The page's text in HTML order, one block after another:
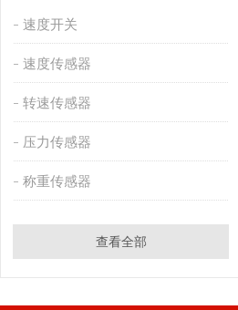
速度开关
速度传感器
转速传感器
压力传感器
称重传感器
查看全部